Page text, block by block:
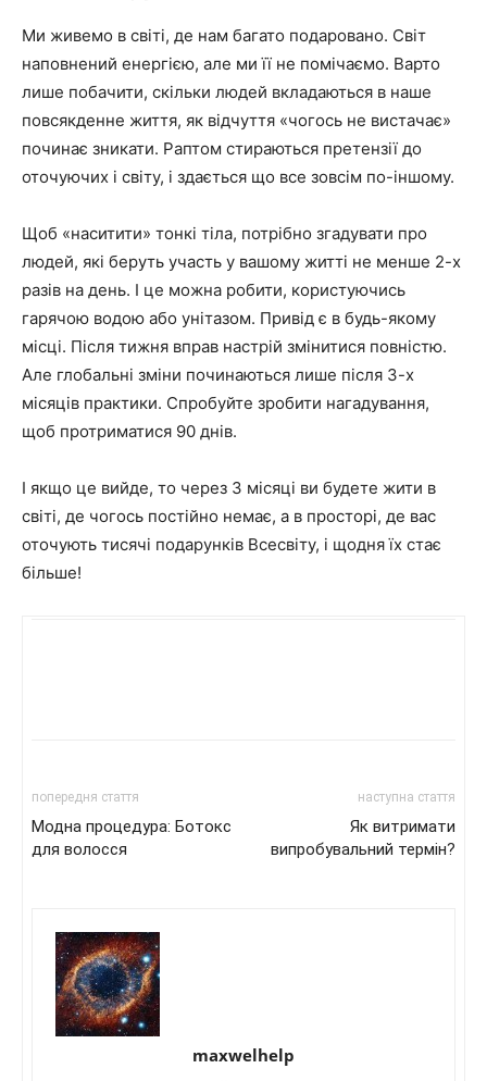
Ми живемо в світі, де нам багато подаровано. Світ
наповнений енергією, але ми її не помічаємо. Варто
лише побачити, скільки людей вкладаються в наше
повсякденне життя, як відчуття «чогось не вистачає»
починає зникати. Раптом стираються претензії до
оточуючих і світу, і здається що все зовсім по-іншому.
Щоб «наситити» тонкі тіла, потрібно згадувати про
людей, які беруть участь у вашому житті не менше 2-х
разів на день. І це можна робити, користуючись
гарячою водою або унітазом. Привід є в будь-якому
місці. Після тижня вправ настрій змінитися повністю.
Але глобальні зміни починаються лише після 3-х
місяців практики. Спробуйте зробити нагадування,
щоб протриматися 90 днів.
І якщо це вийде, то через 3 місяці ви будете жити в
світі, де чогось постійно немає, а в просторі, де вас
оточують тисячі подарунків Всесвіту, і щодня їх стає
більше!
попередня стаття
Модна процедура: Ботокс
для волосся
наступна стаття
Як витримати
випробувальний термін?
maxwelhelp